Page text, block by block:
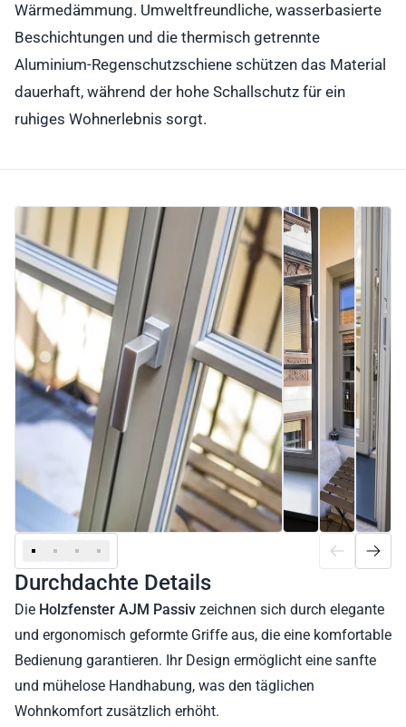
Wärmedämmung. Umweltfreundliche, wasserbasierte
Beschichtungen und die thermisch getrennte
Aluminium-Regenschutzschiene schützen das Material
dauerhaft, während der hohe Schallschutz für ein
ruhiges Wohnerlebnis sorgt.
Durchdachte Details
Die Holzfenster AJM Passiv zeichnen sich durch elegante
und ergonomisch geformte Griffe aus, die eine komfortable
Bedienung garantieren. Ihr Design ermöglicht eine sanfte
und mühelose Handhabung, was den täglichen
Wohnkomfort zusätzlich erhöht.